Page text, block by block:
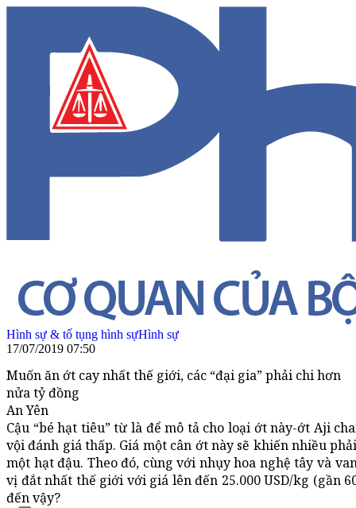
Hình sự & tố tụng hình sựHình sự
17/07/2019 07:50
Muốn ăn ớt cay nhất thế giới, các “đại gia” phải chi hơn
nửa tỷ đồng
An Yên
Cậu “bé hạt tiêu” từ là để mô tả cho loại ớt này-ớt Aji
vội đánh giá thấp. Giá một cân ớt này sẽ khiến nhiều
một hạt đậu. Theo đó, cùng với nhụy hoa nghệ tây và
vị đắt nhất thế giới với giá lên đến 25.000 USD/kg (gần
đến vậy?